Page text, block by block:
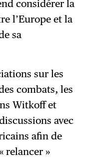
considérer la
l’Europe et la
sa
sur les
combats, les
Witkoff et
avec
afin de
relancer »